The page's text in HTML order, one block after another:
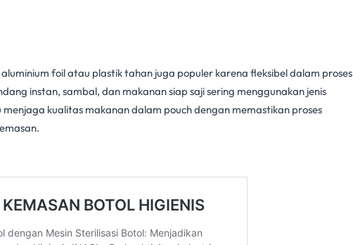
foil atau plastik tahan juga populer karena fleksibel dalam proses
instan, sambal, dan makanan siap saji sering menggunakan jenis
menjaga kualitas makanan dalam pouch dengan memastikan proses